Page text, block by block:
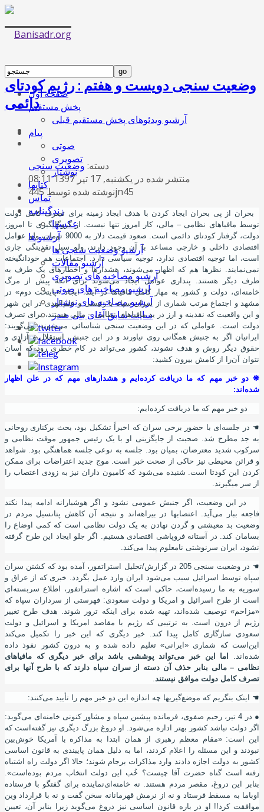
صفحه اول
پخش مستقیم
آرشیو ویدئوهای پخش مستقیم قبلی
پیام
صوتی
تصویری
نوشتار
کتابها
تماس
زندگینامه
عکسها
آرشیو ها
آرشیو وضعیت سنجی ها
آرشیو مقالات
آرشیو مصاخبه های تصویری
آرشیو مصاخبه های صوتی
آرشیو مصاخبه های نوشتار
سایت سابق آقای بنی صدر
وضعیت سنجی دویست و هفتم : رﮊیم کودتای
دائمی
دسته: وضعیت سنجی
منتشر شده در یکشنبه, 17 تیر 1397 08:11
نوشته شده توسط 445jn45
بحران از پی بحران ایجاد کردن با هدف ایجاد زمینه برای تصرف کامل دولت
توسط مافیاهای نظامی – مالی، کار امروز تنها نیست. از گروگانگیری تا امروز،
دولت، گرفتار کودتای دائمی است. صعود قیمت دلار به 9000 تومان، ولو عوامل
اقتصادی داخلی و خارجی مساعد با آن وجود دارند، ولو سیل نقدینگی جاری
است، اما توجیه اقتصادی ندارد، توجیه سیاسی دارد. اجتماعات هم خود انگیخته
نمینمایند. نظرها هم که اظهار میشوند، هشدارها و اخطارهای یک طرف به
طرف دیگر هستند. پنداری عوامل ایجاد میشوند برای آنکه پیش از مرگ
خامنه ای، دولت و کشور به مهار کامل مافیاها در آیند. ایجاد «پایتخت دوم» در
مشهد و اجتماع مرتب شماری از سران سپاه با رئیسی و علمالهدی در این شهر
و این واقعیت که نقدینه و ارز در ید مافیاهای نظامی – مالی هستند، برای تصرف
دولت است. عواملی که در این وضعیت سنجی شناسائی میشوند، میگویند:
ایرانیان اگر به جنبش همگانی روی نیاورند و در این جنبش، استقلال و آزادی و
حقوق دیگر روش و هدف نشوند، کشور میتواند در کام خطری رود که آسان
نتوان آنرا از کامش بیرون کشید:
❋ دو خبر مهم که ما دریافت کرده ایم و هشدارهای مهم که در علن اظهار
شده اند:
دو خبر مهم که ما دریافت کرده ایم:
☚ در جلسه ای با حضور برخی سران که اخیراً تشکیل بود، بحث برکناری روحانی
به جد مطرح شد. صحبت از جایگزینی او با یک رئیس جمهور موقت نظامی و
سرکوب شدید معترضان، بمیان بود. جلسه به نوعی جلسه هماهنگی بود. شواهد
و قرائن محیطی نیز حاکی از صحت خبر است. موج جدید اعتراضات برای ممکن
کردن این کودتا است. شنیده میشود که کامیون داران نیز به زودی اعتصاب را
از سر میگیرند.
در این وضعیت، اگر جنبش عمومی نشود و اگر هوشیارانه ادامه پیدا نکند
فاجعه ببار می آید. اعتصابها در بیراهه اند و نتیجه آن کاهش پتانسیل مردم در
وضعیت بد معیشتی و گردن نهادن به یک دولت نظامی است که کمی اوضاع را
بسامان کند. در آستانه فروپاشی اقتصادی هستیم. اگر جلو ایجاد این طرح گرفته
نشود، ایران سرنوشتی نامعلوم پیدا میکند.
☚
در وضعیت سنجی 205 در گزارش/تحلیل استراتفور، آمده بود که کشتن سران
سپاه توسط اسرائیل سبب میشود ایران وارد عمل بگردد. خبری که از عراق و
سوریه به ما رسیده است، حاکی است که اشاره استراتفور، اطلاع سربسته ای
است از طرح اسرائیل و امریکا و دولت سعودی: فهرستی از سرداران سپاه که
«مزاحم» توصیف شده اند، تهیه شده برای اینکه ترور شوند. هدف طرح تغییر
رﮊیم از درون است. به ترتیبی که رﮊیم با مقاصد امریکا و اسرائیل و دولت
سعودی سازگاری کامل پیدا کند. خبر دیگری که این خبر را تکمیل میکند
این است که شماری «ایرانی» تعلیم داده شده و به درون کشور نفوذ داده
شده اند. اما این خبر میتواند پوششی باشد برای خبر دیگری که مافیاهای
نظامی – مالی بنابر حذف آن دسته از سران سپاه دارند که با طرح آنها برای
تصرف کامل دولت موافق نیستند
☚ اینک بنگریم که موضعگیریها چه اندازه این دو خبر مهم را تأیید میکنند:
● در 4 تیر، رحیم صفوی، فرمانده پیشین سپاه و مشاور کنونی خامنه ای میگوید:
اگر دولت نباشد کشور بهتر اداره میشود. او دروغ بزرگ دیگری نیز گفته است که
این
است: «مقام معظم رهبری از همان ابتدا به مذاکره با آمریکا خوش‌بین
نبودند و این مسئله را اعلام کردند، اما به دلیل همان پایبندی به قانون اساسی
کشور به دولت اجازه دادند وارد مذاکرات برجام شوند؛ حالا اگر دولت راه‌ اشتباه
رفته است گناه حضرت آقا چیست؟ خُب این دولت انتخاب مردم بوده است».
بنابر این دروغ، مقصر مردم هستند. نه خامنه اینماینده برای گفتگو با فرستاده
اوباما به مسقط فرستاد و نه از نرمش قهرمانانه سخن گفت و نه با قرارداد وین
موافقت کرد!! او در باره قانون اساسی نیز دروغ میگوید زیرا بنابر آن، تعیین